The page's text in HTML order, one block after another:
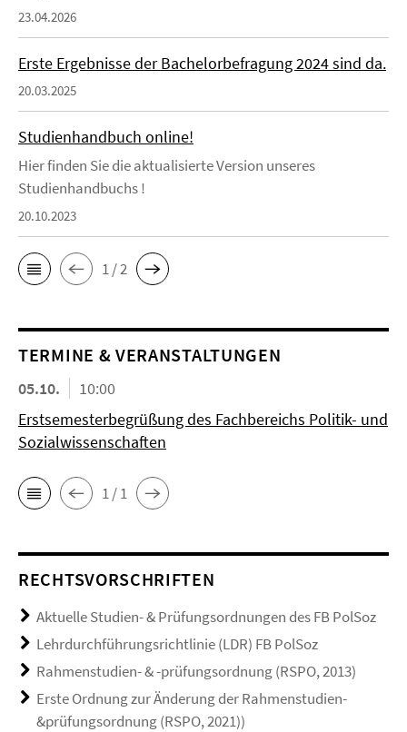
23.04.2026
Erste Ergebnisse der Bachelorbefragung 2024 sind da.
20.03.2025
Studienhandbuch online!
Hier finden Sie die aktualisierte Version unseres
Studienhandbuchs !
20.10.2023
1 / 2
TERMINE & VERANSTALTUNGEN
05.10.
10:00
Erstsemesterbegrüßung des Fachbereichs Politik- und
Sozialwissenschaften
1 / 1
RECHTSVORSCHRIFTEN
Aktuelle Studien- & Prüfungsordnungen des FB PolSoz
Lehrdurchführungsrichtlinie (LDR) FB PolSoz
Rahmenstudien- & -prüfungsordnung (RSPO, 2013)
Erste Ordnung zur Änderung der Rahmenstudien-
&prüfungsordnung (RSPO, 2021))